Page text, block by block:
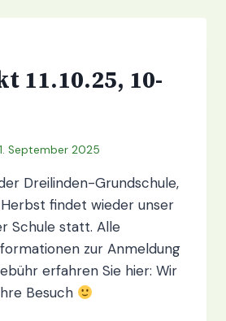
11.10.25, 10-
September 2025
Dreilinden-Grundschule,
findet wieder unser
Schule statt. Alle
zur Anmeldung
erfahren Sie hier: Wir
Besuch